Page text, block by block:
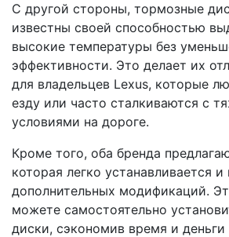
С другой стороны, тормозные
известны своей способностью
высокие температуры без
эффективности. Это делает их
для владельцев Lexus, которые
езду или часто сталкиваются с
условиями на дороге.
Кроме того, оба бренда
которая легко устанавливается и
дополнительных модификаций.
можете самостоятельно
диски, сэкономив время и деньги